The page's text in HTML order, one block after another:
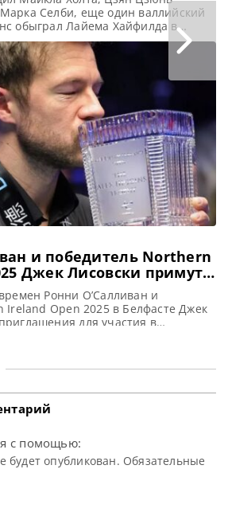
Селби, еще один валлийский
обыграл Лайема Хайфилда в
раунда турнира Welsh Open
Марк Уильямс в последний раз
домашнего турнира Welsh Open
Но в 2026 году валлиец
старт в
и победитель Northern
Джек Лисовски примут
турнире Чемпион
Ронни О’Салливан и
Ireland Open 2025 в Белфасте Джек
для участия в
Northern Ireland Open 2025. А
сформирован список участников
Champion of Champions 2025
Этот престижный
с помощью:
будет опубликован. Обязательные